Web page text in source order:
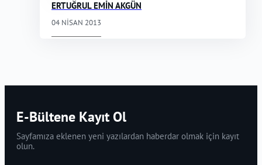
ERTUĞRUL EMİN AKGÜN
04 NISAN 2013
E-Bültene Kayıt Ol
Sayfamıza eklenen yeni yazılardan haberdar olmak için kayıt
olun.